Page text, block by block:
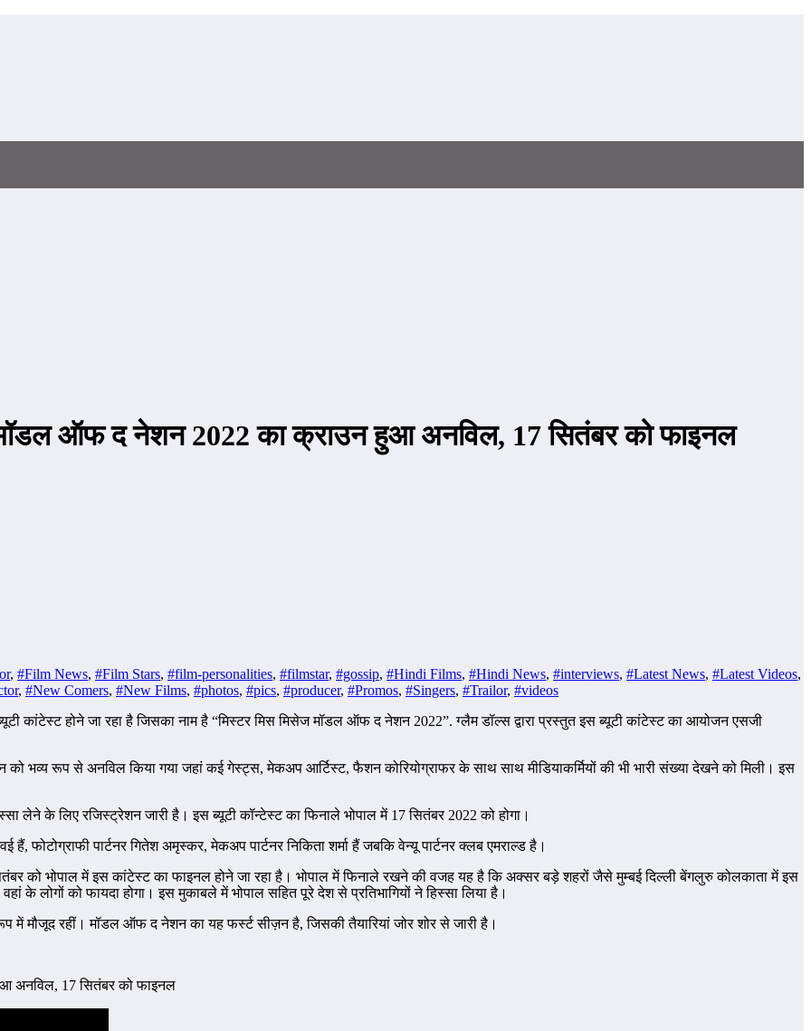
ऑफ द नेशन 2022 का क्राउन हुआ अनविल, 17 सितंबर को फाइनल
, #Film News, #Film Stars, #film-personalities, #filmstar, #gossip, #Hindi Films, #Hindi News, #interviews, #Latest News, #Latest Videos,
, #New Comers, #New Films, #photos, #pics, #producer, #Promos, #Singers, #Trailor, #videos
कांटेस्ट होने जा रहा है जिसका नाम है “मिस्टर मिस मिसेज मॉडल ऑफ द नेशन 2022”. ग्लैम डॉल्स द्वारा प्रस्तुत इस ब्यूटी कांटेस्ट का आयोजन एसजी
भव्य रूप से अनविल किया गया जहां कई गेस्ट्स, मेकअप आर्टिस्ट, फैशन कोरियोग्राफर के साथ साथ मीडियाकर्मियों की भी भारी संख्या देखने को मिली। इस
लेने के लिए रजिस्ट्रेशन जारी है। इस ब्यूटी कॉन्टेस्ट का फिनाले भोपाल में 17 सितंबर 2022 को होगा।
पार्टनर गितेश अमृस्कर, मेकअप पार्टनर निकिता शर्मा हैं जबकि वेन्यू पार्टनर क्लब एमराल्ड है।
को भोपाल में इस कांटेस्ट का फाइनल होने जा रहा है। भोपाल में फिनाले रखने की वजह यह है कि अक्सर बड़े शहरों जैसे मुम्बई दिल्ली बेंगलुरु कोलकाता में इस
लोगों को फायदा होगा। इस मुकाबले में भोपाल सहित पूरे देश से प्रतिभागियों ने हिस्सा लिया है।
में मौजूद रहीं। मॉडल ऑफ द नेशन का यह फर्स्ट सीज़न है, जिसकी तैयारियां जोर शोर से जारी है।
अनविल, 17 सितंबर को फाइनल